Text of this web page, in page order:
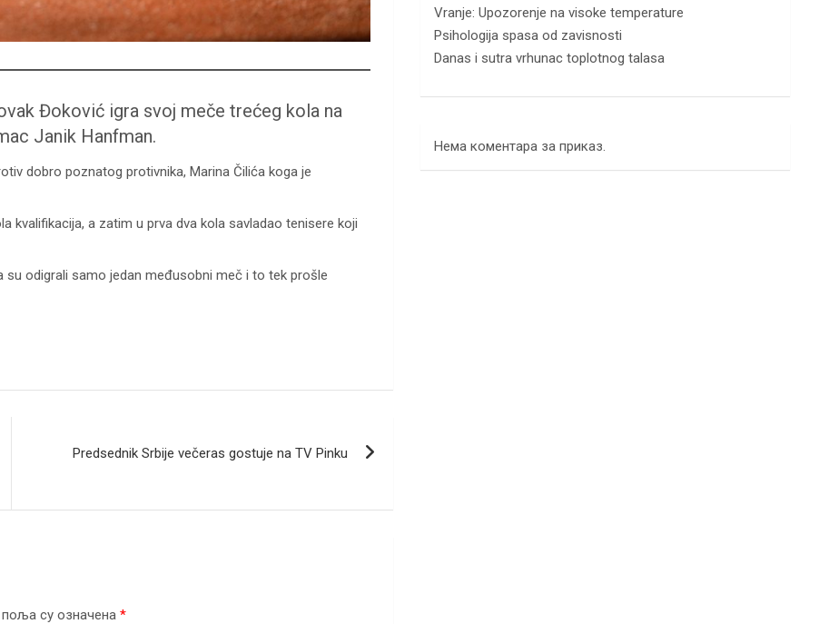
Đoković igra svoj meče trećeg kola na
Janik Hanfman.
dobro poznatog protivnika, Marina Čilića koga je
kvalifikacija, a zatim u prva dva kola savladao tenisere koji
odigrali samo jedan međusobni meč i to tek prošle
Predsednik Srbije večeras gostuje na TV Pinku
су означена *
Vranje: Upozorenje na visoke temperature
Psihologija spasa od zavisnosti
Danas i sutra vrhunac toplotnog talasa
Нема коментара за приказ.